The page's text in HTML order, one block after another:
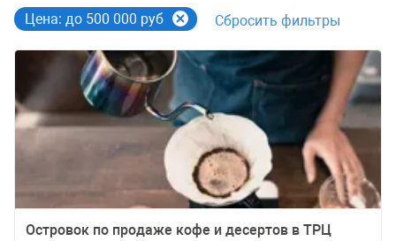
Цена: до 500 000 руб Сбросить фильтры
Островок по продаже кофе и десертов в ТРЦ